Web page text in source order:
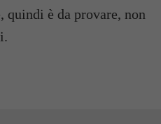
quindi è da provare, non